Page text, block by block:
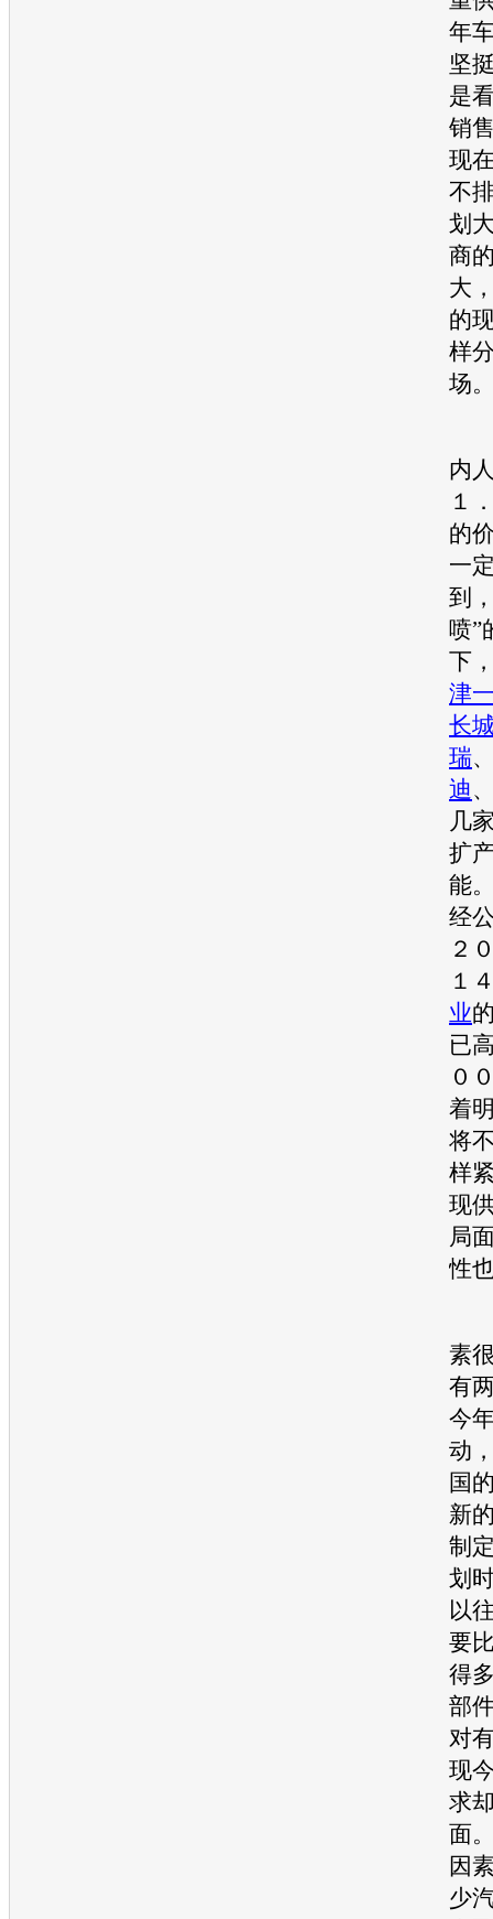
年
坚
是
销
现
不
划
商
大
的
样
场
内
１
的
一
到
喷”
下
津
长
瑞
迪
几
扩
能
经
２
１
业
已
０
着
将
样
现
局
性
素
有
今
动
国
新
制
划
以
要
得
部
对
现
求
面
因
少